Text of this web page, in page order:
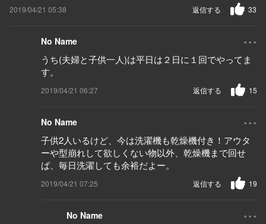
2019/04/21 05:38 33
返信する
No Name ...
うち(夫婦と子供一人)は平日は２日に１回でやってま
す。
2019/04/21 06:27 15
返信する
No Name ...
子供2人いるけど、今は洗濯機も乾燥機付き！アウタ
ーや型崩れして欲しくない物以外、乾燥機まで回せ
ば、毎日洗濯しても余裕だよー。
2019/04/21 07:25 19
返信する
No Name ...